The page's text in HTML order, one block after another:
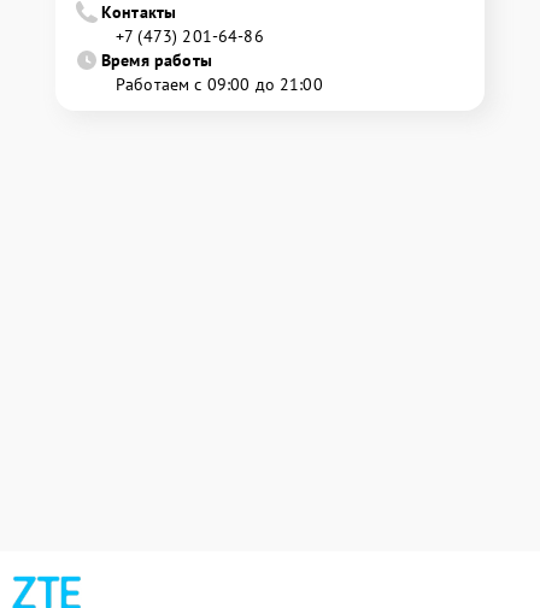
Контакты
+7 (473) 201-64-86
Время работы
Работаем с 09:00 до 21:00